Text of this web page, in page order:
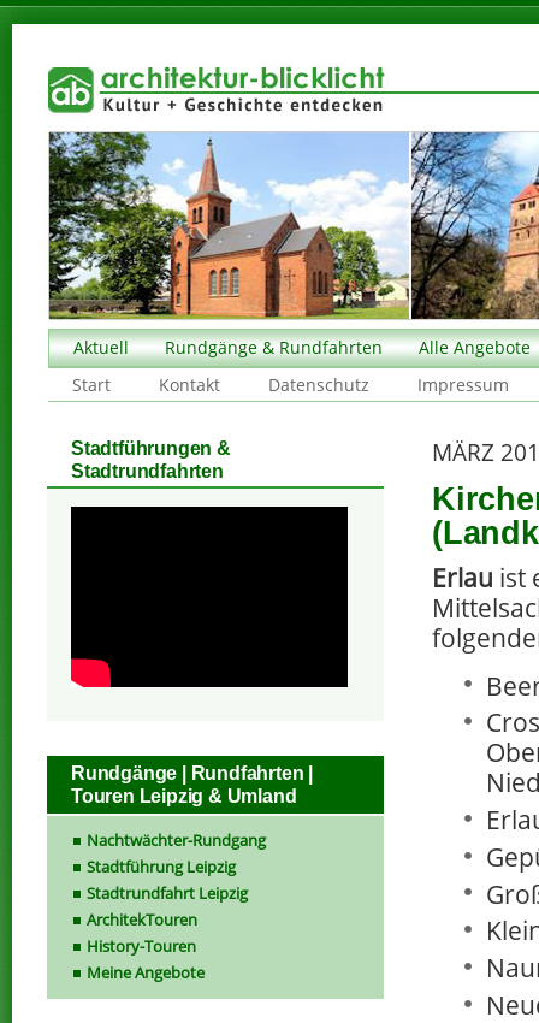
Aktuell Rundgänge & Rundfahrten
Alle Angebote
Start
Kontakt Datenschutz Impressum
MÄRZ
Erlau ist
Stadtführungen &
Stadtrundfahrten
Rundgänge | Rundfahrten |
Touren Leipzig & Umland
Nachtwächter-Rundgang
Stadtführung Leipzig
Stadtrundfahrt Leipzig
ArchitekTouren
History-Touren
Meine Angebote